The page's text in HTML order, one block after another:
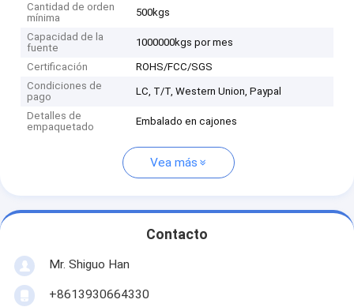
Cantidad de orden
mínima
500kgs
Capacidad de la
fuente
1000000kgs por mes
Certificación
ROHS/FCC/SGS
Condiciones de
pago
LC, T/T, Western Union, Paypal
Detalles de
empaquetado
Embalado en cajones
Vea más
Contacto
Mr. Shiguo Han
+8613930664330